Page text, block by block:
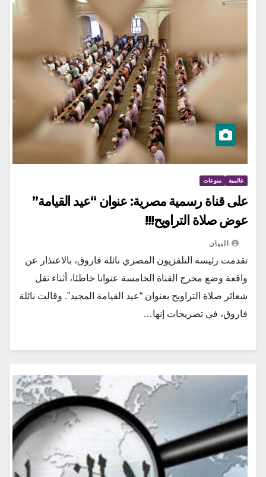
عالمية منوعات
على قناة رسمية مصرية: عنوان “عيد القيامة”
عوض صلاة التراويح!!!
البيان
تقدمت رئيسة التلفزيون المصري نائلة فاروق، بالاعتذار عن
واقعة وضع مخرج القناة الخامسة عنوانا خاطئا، أثناء نقل
شعائر صلاة التراويح بعنوان “عيد القيامة المجيد”. وقالت نائلة
فاروق، في تصريحات إنها…